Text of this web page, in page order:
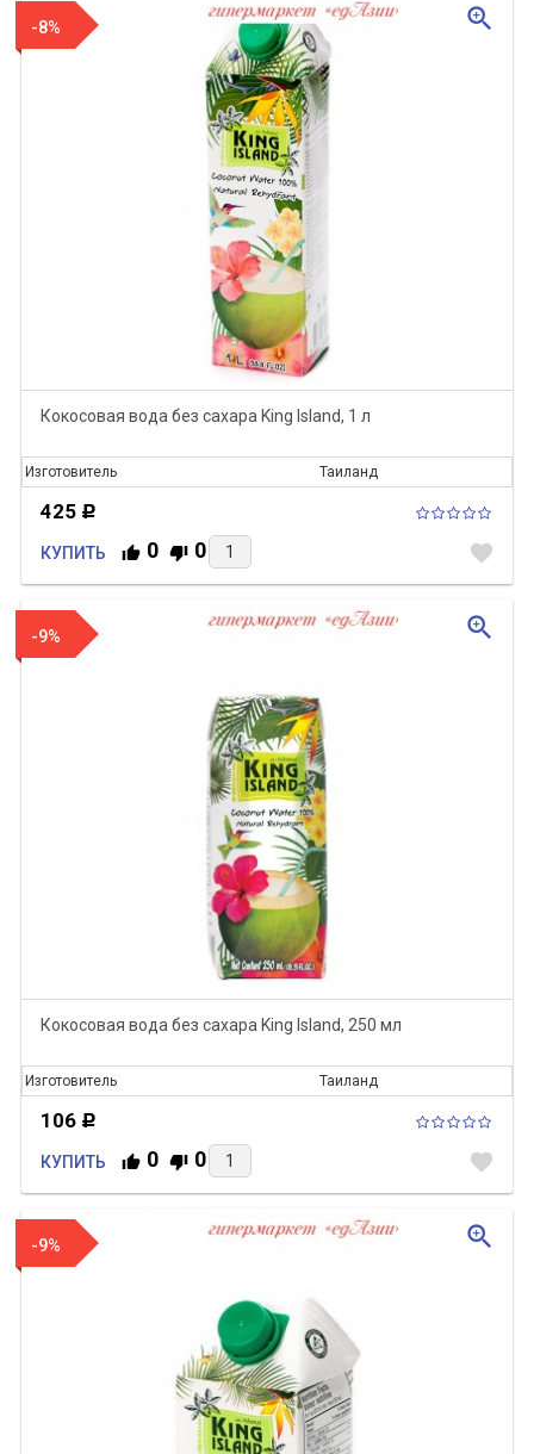
-8%
Кокосовая вода без сахара King Island, 1 л
Изготовитель Таиланд
425 Р
КУПИТЬ 0 0 favorite
zoom_in
-9%
Кокосовая вода без сахара King Island, 250 мл
Изготовитель Таиланд
106 Р
КУПИТЬ 0 0 favorite
zoom_in
-9% zoom_in